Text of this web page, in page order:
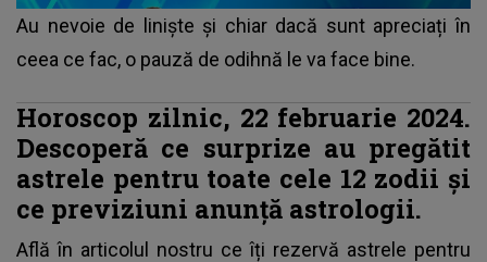
Au nevoie de liniște și chiar dacă sunt apreciați în
ceea ce fac, o pauză de odihnă le va face bine.
Horoscop zilnic, 22 februarie 2024.
Descoperă ce surprize au pregătit
astrele pentru toate cele 12 zodii și
ce previziuni anunță astrologii.
Află în articolul nostru ce îți rezervă astrele pentru